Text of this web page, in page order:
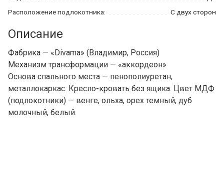
Расположение подлокотника:
С двух сторон
Описание
Фабрика — «Divama» (Владимир, Россия)
Механизм трансформации — «аккордеон»
Основа спального места — пенополиуретан,
металлокаркас. Кресло-кровать без ящика. Цвет МДФ
(подлокотники) — венге, ольха, орех темный, дуб
молочный, белый.